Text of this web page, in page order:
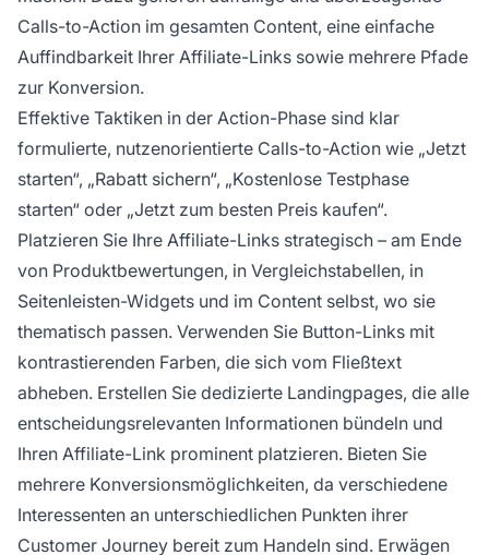
Calls-to-Action im gesamten Content, eine einfache
Auffindbarkeit Ihrer Affiliate-Links sowie mehrere Pfade
zur Konversion.
Effektive Taktiken in der Action-Phase sind klar
formulierte, nutzenorientierte Calls-to-Action wie „Jetzt
starten“, „Rabatt sichern“, „Kostenlose Testphase
starten“ oder „Jetzt zum besten Preis kaufen“.
Platzieren Sie Ihre Affiliate-Links strategisch – am Ende
von Produktbewertungen, in Vergleichstabellen, in
Seitenleisten-Widgets und im Content selbst, wo sie
thematisch passen. Verwenden Sie Button-Links mit
kontrastierenden Farben, die sich vom Fließtext
abheben. Erstellen Sie dedizierte Landingpages, die alle
entscheidungsrelevanten Informationen bündeln und
Ihren Affiliate-Link prominent platzieren. Bieten Sie
mehrere Konversionsmöglichkeiten, da verschiedene
Interessenten an unterschiedlichen Punkten ihrer
Customer Journey bereit zum Handeln sind. Erwägen